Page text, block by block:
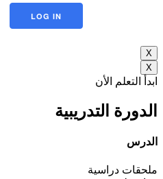
X
X
ابدأ التعلم الأن
الدورة التدريبية
الدرس
ملحقات دراسية